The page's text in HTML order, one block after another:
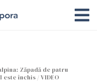
Zăpadă de patru
închis / VIDEO